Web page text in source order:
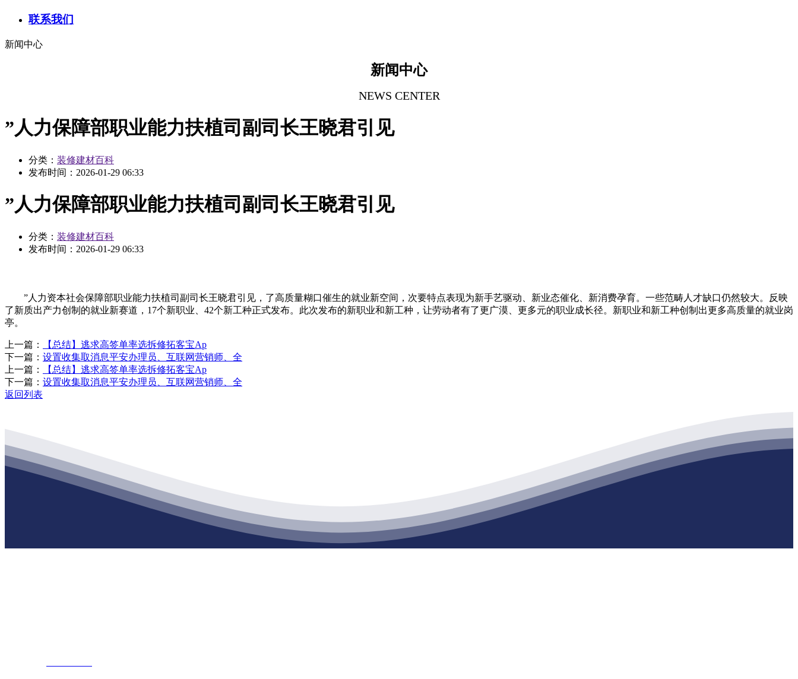
联系我们
新闻中心
新闻中心
NEWS CENTER
”人力保障部职业能力扶植司副司长王晓君引见
分类： 装修建材百科
发布时间： 2026-01-29 06:33
”人力保障部职业能力扶植司副司长王晓君引见
分类： 装修建材百科
发布时间： 2026-01-29 06:33
”人力资本社会保障部职业能力扶植司副司长王晓君引见，了高质量糊口催生的就业新空间，次要特点表现为新手艺驱动、新业态催化、新消费孕育。一些范畴人才缺口仍然较大。反映
了新质出产力创制的就业新赛道，17个新职业、42个新工种正式发布。此次发布的新职业和新工种，让劳动者有了更广漠、更多元的职业成长径。新职业和新工种创制出更多高质量的就业岗
亭。
上一篇：
【总结】逃求高签单率选拆修拓客宝Ap
下一篇： 设置收集取消息平安办理员、互联网营销师、全
上一篇：
【总结】逃求高签单率选拆修拓客宝Ap
下一篇： 设置收集取消息平安办理员、互联网营销师、全
返回列表